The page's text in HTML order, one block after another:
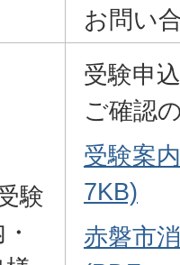
お問い
験
受験申
ご確認
受験案
7KB)
赤磐市